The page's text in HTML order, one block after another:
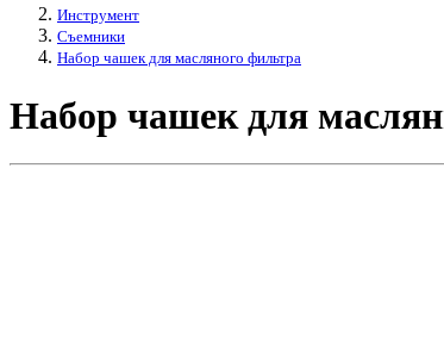
Инструмент
Съемники
Набор чашек для масляного фильтра
Набор чашек для